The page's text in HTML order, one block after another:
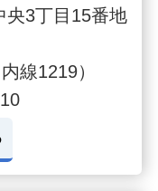
央3丁目15番地
内線1219）